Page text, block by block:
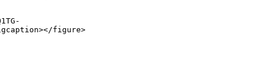
figcaption></figure>